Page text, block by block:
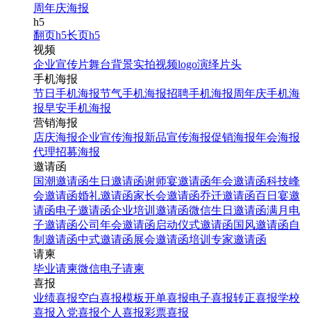
周年庆海报
h5
翻页h5长页h5
视频
企业宣传片舞台背景实拍视频logo演绎 片头
手机海报
节日手机海报节气手机海报招聘手机海报周年庆手机海
报早安手机海报
营销海报
店庆海报企业宣传海报新品宣传海报促销海报年会海报
代理招募海报
邀请函
国潮邀请函生日邀请函谢师宴邀请函年会邀请函科技峰
会邀请函婚礼邀请函家长会邀请函乔迁邀请函百日宴邀
请函电子邀请函企业培训邀请函微信生日邀请函满月电
子邀请函公司年会邀请函 启动仪式邀请函国风邀请函自
制邀请函中式邀请函展会邀请函培训专家邀请函
请柬
毕业请柬微信电子请柬
喜报
业绩喜报空白喜报模板开单喜报电子喜报转正喜报学校
喜报 入党喜报个人喜报彩票喜报